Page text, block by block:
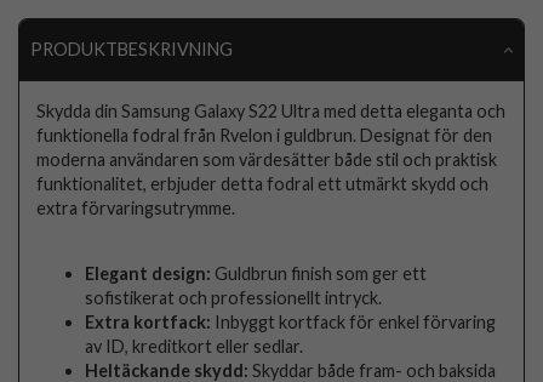
PRODUKTBESKRIVNING
Skydda din Samsung Galaxy S22 Ultra med detta eleganta och
funktionella fodral från Rvelon i guldbrun. Designat för den
moderna användaren som värdesätter både stil och praktisk
funktionalitet, erbjuder detta fodral ett utmärkt skydd och
extra förvaringsutrymme.
Elegant design: Guldbrun finish som ger ett
sofistikerat och professionellt intryck.
Extra kortfack: Inbyggt kortfack för enkel förvaring
av ID, kreditkort eller sedlar.
Heltäckande skydd: Skyddar både fram- och baksida